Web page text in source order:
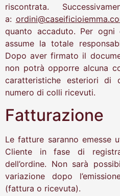
riscontrata.
a:
quanto accaduto. Per ogni
assume la totale
Dopo aver firmato il
non potrà opporre alcuna
caratteristiche esteriori di
numero di colli ricevuti.
Fatturazione
Le fatture saranno emesse
Cliente in fase di
dell’ordine. Non sarà
variazione dopo
(fattura o ricevuta).